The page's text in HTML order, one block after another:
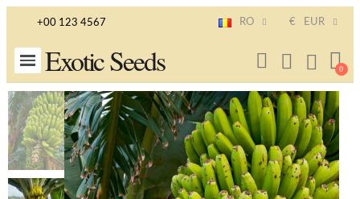
+00 123 4567 RO € EUR
Exotic Seeds